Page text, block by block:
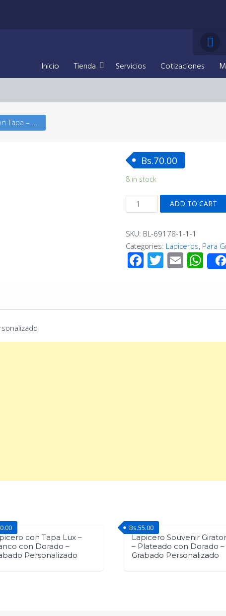
Inicio Tienda Servicios Cotizaciones
Lapicero Mid con Tapa – Dorado – Grabado Personalizado
Bs.70.00
8 in stock
Lapicero
Mid
Tapa
-
Dorado
quantity
ADD TO CART
SKU: BL-69178-1-1-1
Categories: Lapiceros, Para
Facebook
Twitter
Email
con Tapa Lux –
con Dorado –
Personalizado
Lapicero Souvenir
– Plateado con Dorado –
Grabado Personalizado
Bs.55.00